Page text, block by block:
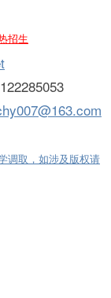
招生
调取，如涉及版权请